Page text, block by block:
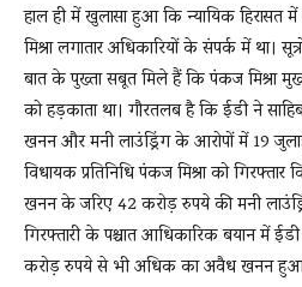
हाल ही में खुलासा हुआ कि न्यायिक हिरासत
मिश्रा लगातार अधिकारियों के संपर्क में था।
बात के पुख्ता सबूत मिले हैं कि पंकज मिश्रा
को हड़काता था। गौरतलब है कि ईडी ने
खनन और मनी लाउंड्रिंग के आरोपों में 19
विधायक प्रतिनिधि पंकज मिश्रा को
खनन के जरिए 42 करोड़ रुपये की मनी
गिरफ्तारी के पश्चात आधिकारिक बयान में
करोड़ रुपये से भी अधिक का अवैध खनन